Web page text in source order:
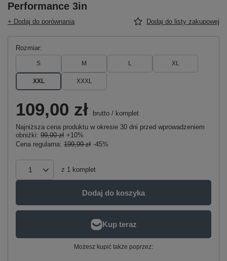
Performance 3in
+ Dodaj do porównania Dodaj do listy zakupowej
Rozmiar
S M L XL
XXL XXXL
109,00 zł brutto / komplet
Najniższa cena produktu w okresie 30 dni przed wprowadzeniem
obniżki: 99,00 zł +10%
Cena regularna: 199,99 zł -45%
z 1 komplet
Dodaj do koszyka
Możesz kupić także poprzez: